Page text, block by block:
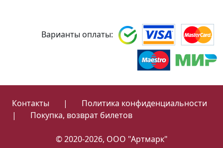
Варианты оплаты:
Контакты |
Политика конфиденциальности
|
Покупка, возврат билетов
© 2020-2026, ООО "Артмарк"